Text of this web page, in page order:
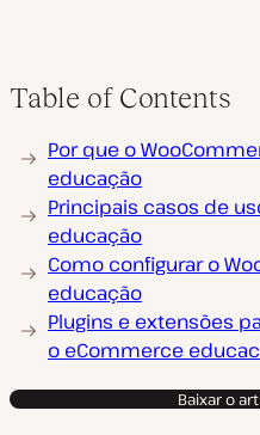
Table of Contents
Por que o
educação
Principais casos de
educação
Como configurar o
educação
Plugins e extensões
o eCommerce
Baixar o